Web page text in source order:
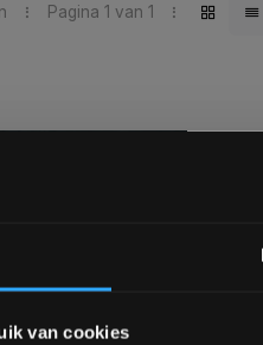
van cookies
Pagina 1 van 1